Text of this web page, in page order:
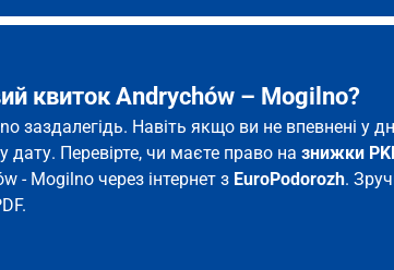
квиток Andrychów – Mogilno?
заздалегідь. Навіть якщо ви не впевнені у
дату. Перевірте, чи маєте право на знижки
- Mogilno через інтернет з EuroPodorozh.